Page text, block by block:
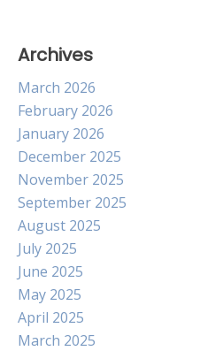
Archives
March 2026
February 2026
January 2026
December 2025
November 2025
September 2025
August 2025
July 2025
June 2025
May 2025
April 2025
March 2025